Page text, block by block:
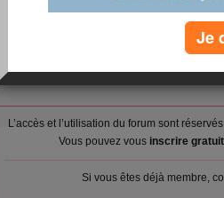
L’accès et l’utilisation du forum sont
Vous pouvez vous inscrire
Si vous êtes déjà membre,
Je